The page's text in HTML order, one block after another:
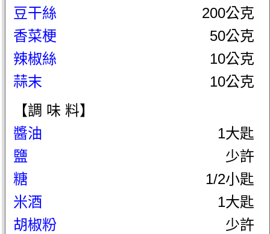
豆干絲
200公克
香菜梗
50公克
辣椒絲
10公克
蒜末
10公克
【調 味 料】
醬油
1大匙
鹽
少許
糖
1/2小匙
米酒
1大匙
胡椒粉
少許